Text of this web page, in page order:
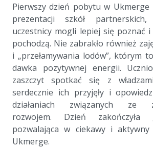
Pierwszy dzień pobytu w Ukmerge
prezentacji szkół
uczestnicy mogli lepiej się poznać i
pochodzą. Nie zabrakło również
i „przełamywania lodów”, którym
dawka pozytywnej energii.
zaszczyt spotkać się z
serdecznie ich przyjęły i
działaniach związanych ze
rozwojem. Dzień zakończyła
pozwalająca w ciekawy i
Ukmerge.